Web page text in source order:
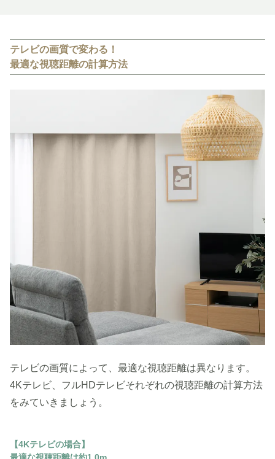
テレビの画質で変わる！
最適な視聴距離の計算方法
テレビの画質によって、最適な視聴距離は異なります。
4Kテレビ、フルHDテレビそれぞれの視聴距離の計算方法
をみていきましょう。
【4Kテレビの場合】